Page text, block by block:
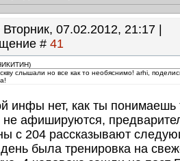
07.02.2012, 21:17 |
# 41
)
слышали но все как то необяснимо! arhi,
инфы нет, как ты понимаешь
афишируются,
с 204 рассказывают
день была тренировка на